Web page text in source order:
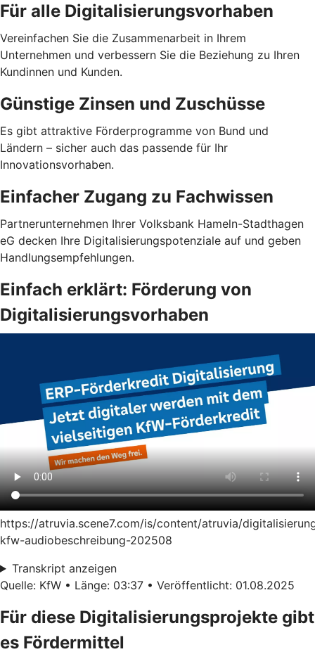
Für alle Digitalisierungsvorhaben
Vereinfachen Sie die Zusammenarbeit in Ihrem
Unternehmen und verbessern Sie die Beziehung zu Ihren
Kundinnen und Kunden.
Günstige Zinsen und Zuschüsse
Es gibt attraktive Förderprogramme von Bund und
Ländern – sicher auch das passende für Ihr
Innovationsvorhaben.
Einfacher Zugang zu Fachwissen
Partnerunternehmen Ihrer Volksbank Hameln-Stadthagen
eG decken Ihre Digitalisierungspotenziale auf und geben
Handlungsempfehlungen.
Einfach erklärt: Förderung von
Digitalisierungsvorhaben
https://atruvia.scene7.com/is/content/atruvia/
kfw-audiobeschreibung-202508
Transkript anzeigen
Quelle: KfW • Länge: 03:37 • Veröffentlicht: 01.08.2025
Für diese Digitalisierungsprojekte gibt
es Fördermittel